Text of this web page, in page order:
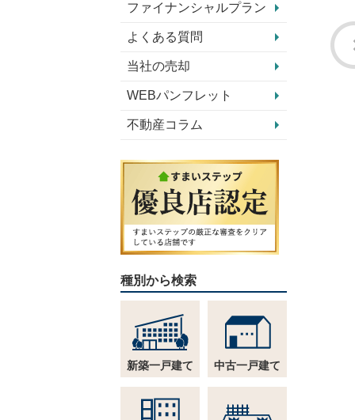
ファイナンシャルプラン
よくある質問
当社の売却
WEBパンフレット
不動産コラム
種別から検索
新築一戸建て 中古一戸建て